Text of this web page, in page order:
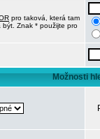
pro taková, která tam
být. Znak * použijte pro
Možnosti